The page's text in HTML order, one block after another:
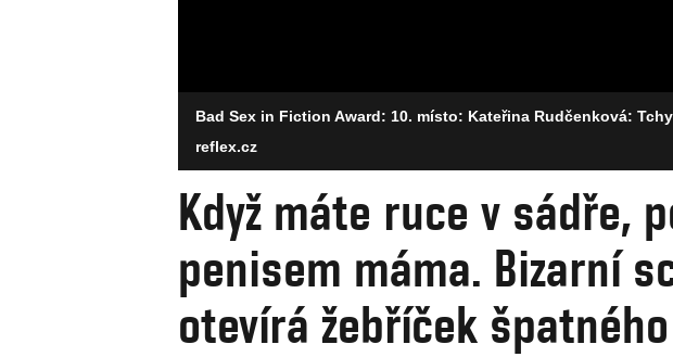
Bad Sex in Fiction Award: 10. místo: Kateřina Rudčenková:
reflex.cz
Když máte ruce v sádře,
penisem máma. Bizarní
otevírá žebříček